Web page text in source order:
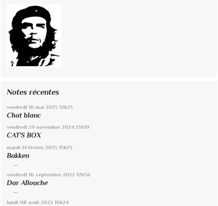
Notes récentes
vendredi 16 mai 2025 12h23
Chat blanc
vendredi 29 novembre 2024 23h19
CAT'S BOX
mardi 14 février 2023 15h23
Bakken
vendredi 16 septembre 2022 12h36
Dar Allouche
...
lundi 08 août 2022 16h24